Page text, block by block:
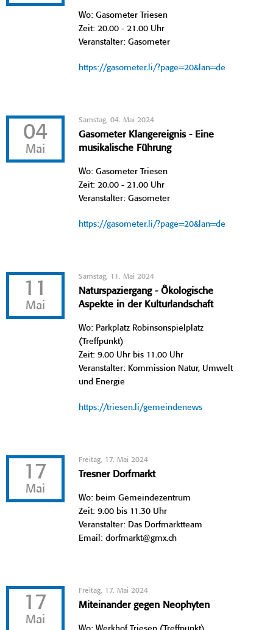
Wo: Gasometer Triesen
Zeit: 20.00 - 21.00 Uhr
Veranstalter: Gasometer
https://gasometer.li/?page=20&lan=de
04
Mai
Samstag, 04. Mai 2024
Gasometer Klangereignis - Eine
musikalische Führung
Wo: Gasometer Triesen
Zeit: 20.00 - 21.00 Uhr
Veranstalter: Gasometer
https://gasometer.li/?page=20&lan=de
11
Mai
Samstag, 11. Mai 2024
Naturspaziergang - Ökologische
Aspekte in der Kulturlandschaft
Wo: Parkplatz Robinsonspielplatz
(Treffpunkt)
Zeit: 9.00 Uhr bis 11.00 Uhr
Veranstalter: Kommission Natur, Umwelt
und Energie
https://triesen.li/gemeindenews
17
Mai
Freitag, 17. Mai 2024
Tresner Dorfmarkt
Wo: beim Gemeindezentrum
Zeit: 9.00 bis 11.30 Uhr
Veranstalter: Das Dorfmarktteam
Email: dorfmarkt@gmx.ch
17
Mai
Freitag, 17. Mai 2024
Miteinander gegen Neophyten